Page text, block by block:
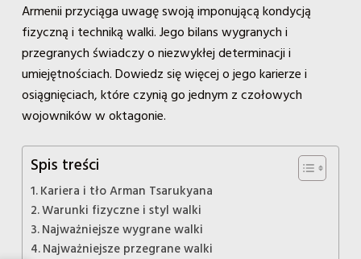
Armenii przyciąga uwagę swoją imponującą kondycją
fizyczną i techniką walki. Jego bilans wygranych i
przegranych świadczy o niezwykłej determinacji i
umiejętnościach. Dowiedz się więcej o jego karierze i
osiągnięciach, które czynią go jednym z czołowych
wojowników w oktagonie.
Spis treści
Kariera i tło Arman Tsarukyana
Warunki fizyczne i styl walki
Najważniejsze wygrane walki
Najważniejsze przegrane walki